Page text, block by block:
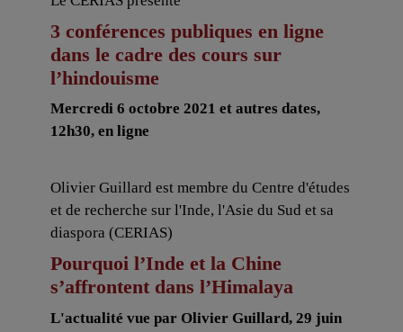
3 conférences publiques en ligne
dans le cadre des cours sur
l’hindouisme
Mercredi 6 octobre 2021 et autres dates,
12h30, en ligne
Olivier Guillard est membre du Centre d'études
et de recherche sur l'Inde, l'Asie du Sud et sa
diaspora (CERIAS)
Pourquoi l’Inde et la Chine
s’affrontent dans l’Himalaya
L'actualité vue par Olivier Guillard, 29 juin